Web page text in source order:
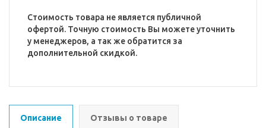
Стоимость товара не является публичной
офертой. Точную стоимость Вы можете уточнить
у менеджеров, а так же обратится за
дополнительной скидкой.
Описание Отзывы о товаре